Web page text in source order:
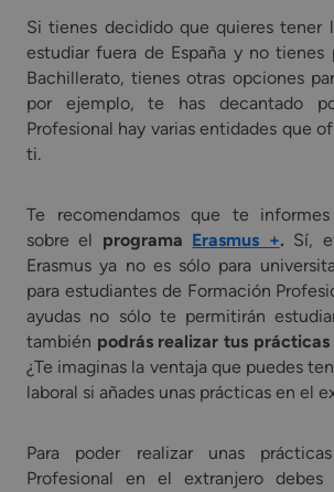
Si tienes decidido que quieres tener
estudiar fuera de España y no tienes
Bachillerato, tienes otras opciones
por ejemplo, te has decantado
Profesional hay varias entidades que
ti.
Te recomendamos que te
sobre el programa Erasmus +. Sí,
Erasmus ya no es sólo para
para estudiantes de Formación
ayudas no sólo te permitirán
también podrás realizar tus
¿Te imaginas la ventaja que puedes
laboral si añades unas prácticas en el
Para poder realizar unas
Profesional en el extranjero debes